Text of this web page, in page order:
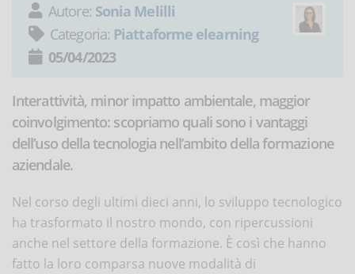
Autore: Sonia Melilli
Categoria: Piattaforme elearning
05/04/2023
Interattività, minor impatto ambientale, maggior
coinvolgimento: scopriamo quali sono i vantaggi
dell’uso della tecnologia nell’ambito della formazione
aziendale.
Nel corso degli ultimi dieci anni, lo sviluppo tecnologico
ha trasformato il nostro mondo, con ripercussioni
anche nel settore della formazione. È così che hanno
fatto la loro comparsa nuove modalità di